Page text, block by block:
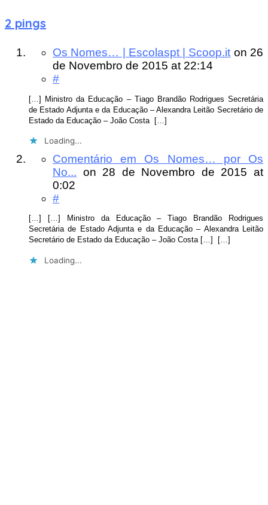
2 pings
Os Nomes… | Escolaspt | Scoop.it on 26
de Novembro de 2015 at 22:14
#
[…] Ministro da Educação – Tiago Brandão Rodrigues Secretária
de Estado Adjunta e da Educação – Alexandra Leitão Secretário de
Estado da Educação – João Costa […]
Loading...
Comentário em Os Nomes… por Os
No... on 28 de Novembro de 2015at
0:02
#
[…] […] Ministro da Educação – Tiago Brandão Rodrigues
Secretária de Estado Adjunta e da Educação – Alexandra Leitão
Secretário de Estado da Educação – João Costa […] […]
Loading...